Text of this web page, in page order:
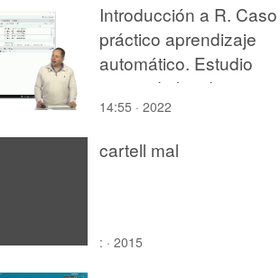
Introducción a R. Caso
práctico aprendizaje
automático. Estudio
previo de los datos
14:55 · 2022
cartell mal
: · 2015